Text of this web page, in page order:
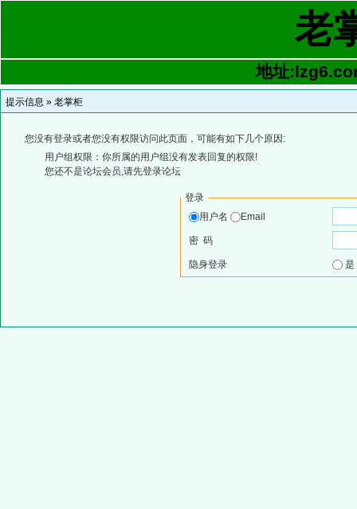
老
地址
提示信息 » 老掌柜
您没有登录或者您没有权限访问此页面，可能有如下几个原因:
用户组权限：你所属的用户组没有发表回复的权限!
您还不是论坛会员,请先登录论坛
登录
用户名
Email
密 码
隐身登录